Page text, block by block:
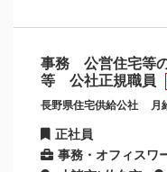
事務 公営住宅等
等 公社正規職員
長野県住宅供給公社 月
正社員
事務・オフィスワ